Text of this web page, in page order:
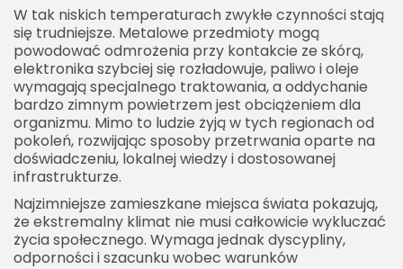
W tak niskich temperaturach zwykłe czynności stają
się trudniejsze. Metalowe przedmioty mogą
powodować odmrożenia przy kontakcie ze skórą,
elektronika szybciej się rozładowuje, paliwo i oleje
wymagają specjalnego traktowania, a oddychanie
bardzo zimnym powietrzem jest obciążeniem dla
organizmu. Mimo to ludzie żyją w tych regionach od
pokoleń, rozwijając sposoby przetrwania oparte na
doświadczeniu, lokalnej wiedzy i dostosowanej
infrastrukturze.
Najzimniejsze zamieszkane miejsca świata pokazują,
że ekstremalny klimat nie musi całkowicie wykluczać
życia społecznego. Wymaga jednak dyscypliny,
odporności i szacunku wobec warunków